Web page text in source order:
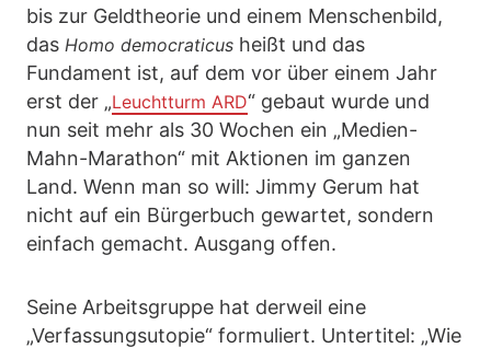
bis zur Geldtheorie und einem Menschenbild,
das Homo democraticus heißt und das
Fundament ist, auf dem vor über einem Jahr
erst der „Leuchtturm ARD“ gebaut wurde und
nun seit mehr als 30 Wochen ein „Medien-
Mahn-Marathon“ mit Aktionen im ganzen
Land. Wenn man so will: Jimmy Gerum hat
nicht auf ein Bürgerbuch gewartet, sondern
einfach gemacht. Ausgang offen.
Seine Arbeitsgruppe hat derweil eine
„Verfassungsutopie“ formuliert. Untertitel: „Wie